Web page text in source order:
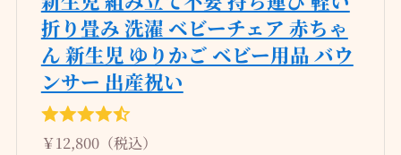
折り畳み 洗濯 ベビーチェア 赤ちゃ
ん 新生児 ゆりかご ベビー用品 バウ
ンサー 出産祝い
￥12,800（税込）